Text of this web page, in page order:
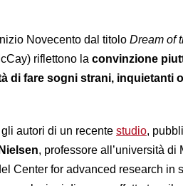
Novecento dal titolo Dream of
riflettono la convinzione
di fare sogni strani, inquietanti
autori di un recente studio,
, professore all’università di
Center for advanced research in